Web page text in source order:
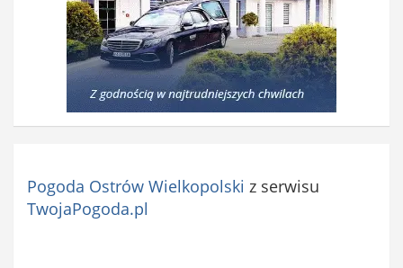
Pogoda Ostrów Wielkopolski z serwisu
TwojaPogoda.pl